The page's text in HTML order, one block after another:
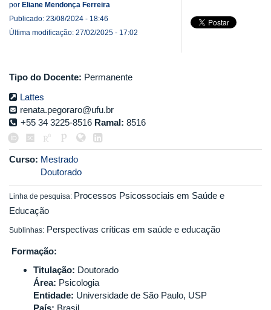
por Eliane Mendonça Ferreira
Publicado: 23/08/2024 - 18:46
Última modificação: 27/02/2025 - 17:02
Tipo do Docente: Permanente
Lattes
renata.pegoraro@ufu.br
+55 34 3225-8516 Ramal: 8516
Curso: Mestrado
Doutorado
Linha de pesquisa: Processos Psicossociais em Saúde e
Educação
Sublinhas: Perspectivas críticas em saúde e educação
Formação:
Titulação: Doutorado
Área: Psicologia
Entidade: Universidade de São Paulo, USP
País: Brasil